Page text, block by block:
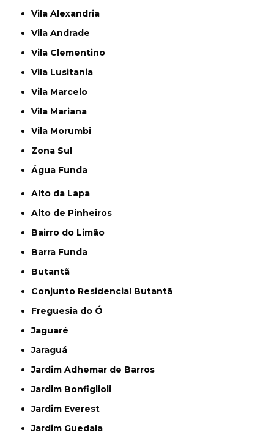
Vila Alexandria
Vila Andrade
Vila Clementino
Vila Lusitania
Vila Marcelo
Vila Mariana
Vila Morumbi
Zona Sul
Água Funda
Alto da Lapa
Alto de Pinheiros
Bairro do Limão
Barra Funda
Butantã
Conjunto Residencial Butantã
Freguesia do Ó
Jaguaré
Jaraguá
Jardim Adhemar de Barros
Jardim Bonfiglioli
Jardim Everest
Jardim Guedala